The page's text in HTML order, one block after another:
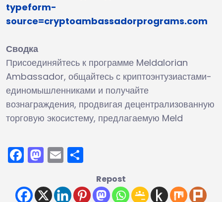
typeform-
source=cryptoambassadorprograms.com
Сводка
Присоединяйтесь к программе Meldalorian
Ambassador, общайтесь с криптоэнтузиастами-
единомышленниками и получайте
вознаграждения, продвигая децентрализованную
торговую экосистему, предлагаемую Meld
Facebook
Mastodon
Email
Repost